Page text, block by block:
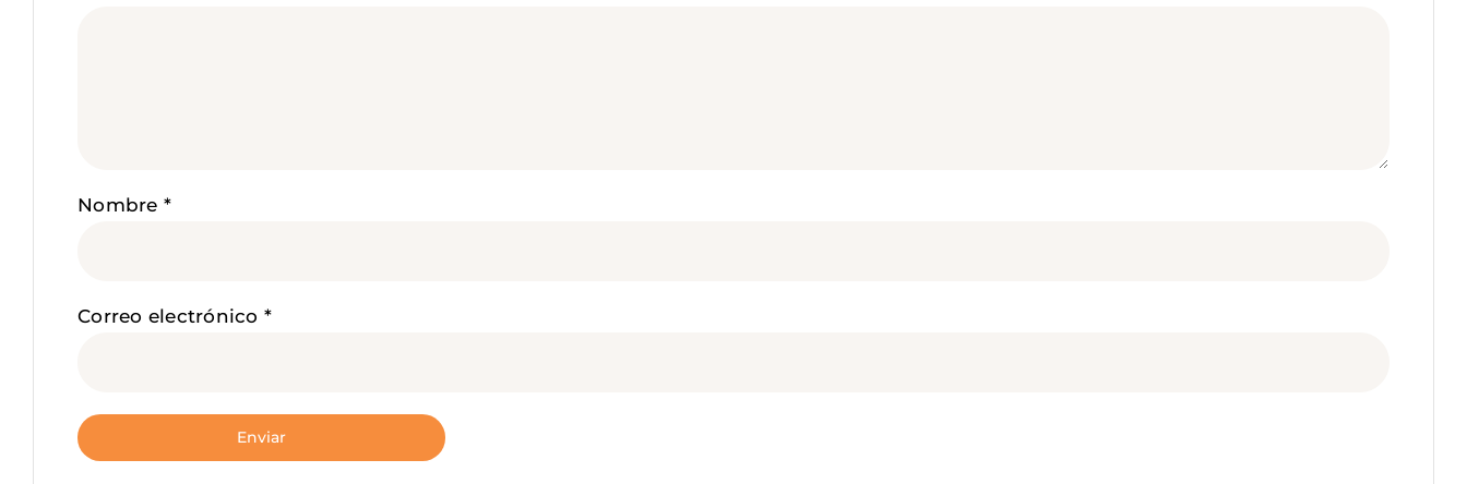
Nombre *
Correo electrónico *